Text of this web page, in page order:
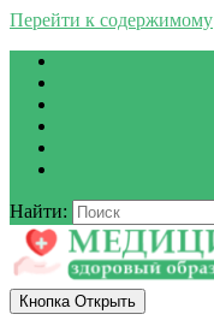
Перейти к содержимому
Найти:
Кнопка Открыть